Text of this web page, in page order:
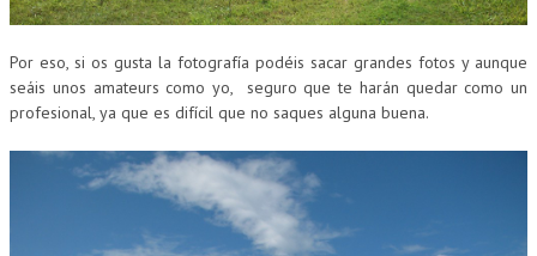
Por eso, si os gusta la fotografía podéis sacar grandes fotos y aunque
seáis unos amateurs como yo, seguro que te harán quedar como un
profesional, ya que es difícil que no saques alguna buena.